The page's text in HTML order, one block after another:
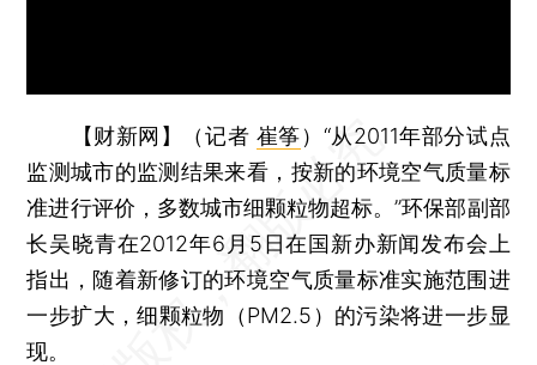
【财新网】（记者 崔筝） “从2011年部分试点
监测城市的监测结果来看，按新的环境空气质量标
准进行评价，多数城市细颗粒物超标。”环保部副部
长吴晓青在2012年6月5日在国新办新闻发布会上
指出，随着新修订的环境空气质量标准实施范围进
一步扩大，细颗粒物（PM2.5）的污染将进一步显
现。